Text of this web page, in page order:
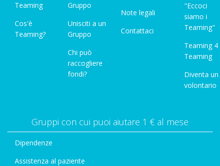
Teaming
Cos'è
Teaming?
Gruppo
Unisciti a un
Gruppo
Chi può
raccogliere
fondi?
Note legali
Contattaci
"Eccoci
siamo i
Teaming"
Teaming 4
Teaming
Diventa un
volontario
Gruppi con cui puoi aiutare 1 € al mese
Dipendenze
Assistenza al paziente